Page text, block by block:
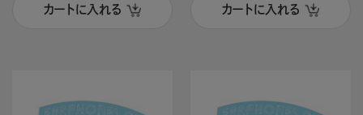
カートに入れる カートに入れる